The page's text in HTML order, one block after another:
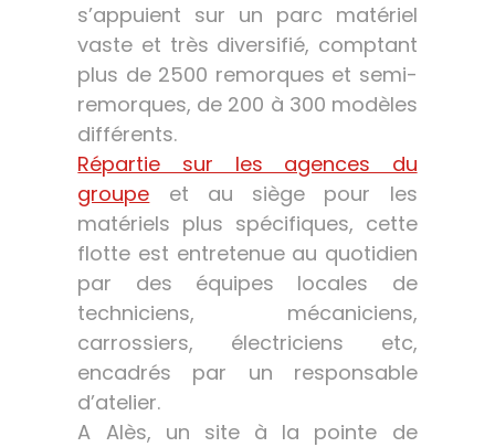
s’appuient sur un parc matériel
vaste et très diversifié, comptant
plus de 2500 remorques et semi-
remorques, de 200 à 300 modèles
différents.
Répartie sur les agences du
groupe et au siège pour les
matériels plus spécifiques, cette
flotte est entretenue au quotidien
par des équipes locales de
techniciens, mécaniciens,
carrossiers, électriciens etc,
encadrés par un responsable
d’atelier.
A Alès, un site à la pointe de